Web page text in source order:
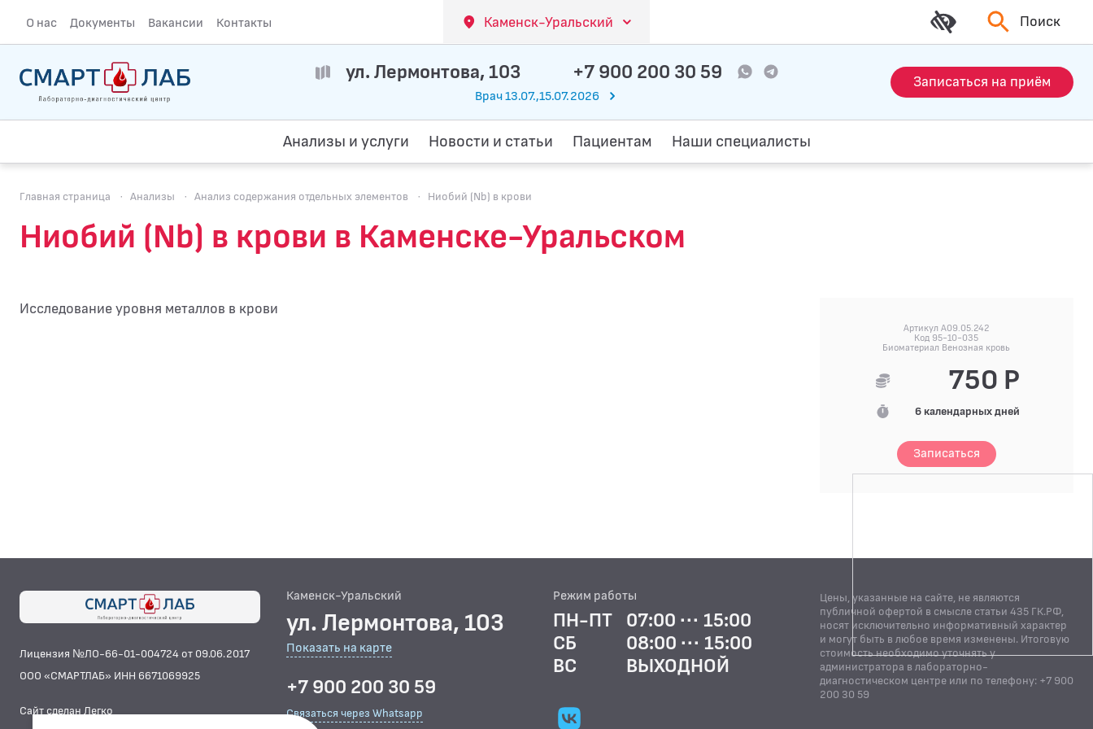
О нас Документы Вакансии Контакты Каменск-Уральский Поиск
ул. Лермонтова, 103 +7 900 200 30 59
Врач 13.07.,15.07.2026
Записаться на приём
Анализы и услуги Новости и статьи Пациентам Наши специалисты
Главная страница · Анализы · Анализ содержания отдельных элементов · Ниобий (Nb) в крови
Ниобий (Nb) в крови в Каменске-Уральском
Исследование уровня металлов в крови
Артикул A09.05.242
Код 95-10-035
Биоматериал Венозная кровь
750 Р
6 календарных дней
Записаться
Лицензия №ЛО-66-01-004724 от 09.06.2017
ООО «СМАРТЛАБ» ИНН 6671069925
Сайт сделан Легко
Каменск-Уральский
ул. Лермонтова, 103
Показать на карте
+7 900 200 30 59
Связаться через Whatsapp
Режим работы
ПН-ПТ
07:00 ··· 15:00
СБ
08:00 ··· 15:00
ВС
ВЫХОДНОЙ
Цены, указанные на сайте, не являются
публичной офертой в смысле статьи 435 ГК.РФ,
носят исключительно информативный характер
и могут быть в любое время изменены. Итоговую
стоимость необходимо уточнять у
администратора в лабораторно-
диагностическом центре или по телефону: +7 900
200 30 59